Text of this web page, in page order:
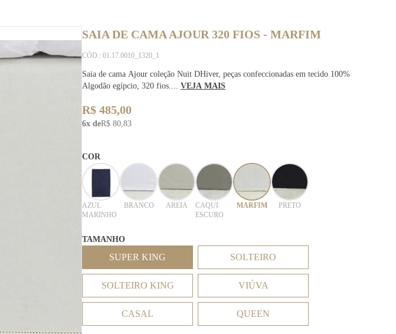
SAIA DE CAMA AJOUR 320 FIOS - MARFIM
CÓD.: 01.17.0010_1320_1
Saia de cama Ajour coleção Nuit DHiver, peças confeccionadas em tecido 100%
Algodão egípcio, 320 fios.... VEJA MAIS
R$ 485,00
6x deR$ 80,83
COR
AZUL
MARINHO
BRANCO AREIA
CAQUI
ESCURO
MARFIM PRETO
TAMANHO
SUPER KING SOLTEIRO
SOLTEIRO KING VIÚVA
CASAL QUEEN